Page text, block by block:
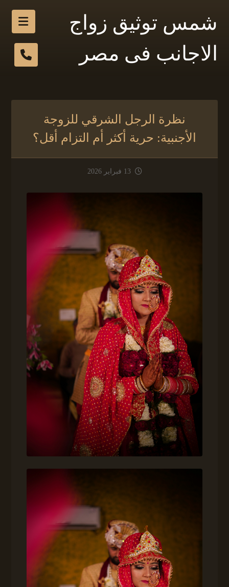
شمس توثيق زواج
الاجانب فى مصر
نظرة الرجل الشرقي للزوجة
الأجنبية: حرية أكثر أم التزام أقل؟
13 فبراير 2026